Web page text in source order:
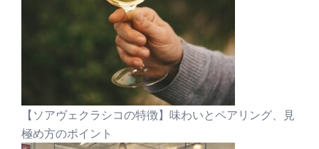
【ソアヴェクラシコの特徴】味わいとペアリング、見
極め方のポイント